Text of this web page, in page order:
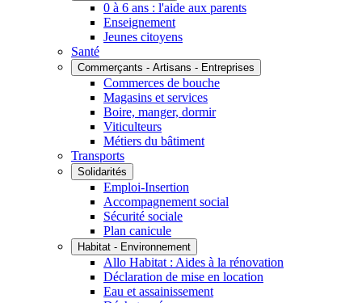
0 à 6 ans : l'aide aux parents
Enseignement
Jeunes citoyens
Santé
Commerçants - Artisans - Entreprises
Commerces de bouche
Magasins et services
Boire, manger, dormir
Viticulteurs
Métiers du bâtiment
Transports
Solidarités
Emploi-Insertion
Accompagnement social
Sécurité sociale
Plan canicule
Habitat - Environnement
Allo Habitat : Aides à la rénovation
Déclaration de mise en location
Eau et assainissement